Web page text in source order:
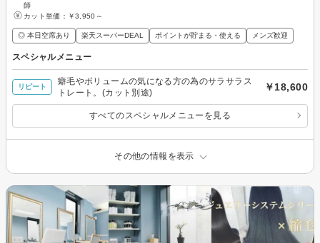
師
カット単価： ￥3,950～
◎ 本日空席あり 楽天スーパーDEAL ポイントが貯まる・使える メンズ歓迎
スペシャルメニュー
リピート
癖毛やボリュームの気になる方の為のサラサラス
トレート。(カット別途)
￥18,600
すべてのスペシャルメニューを見る
その他の情報を表示